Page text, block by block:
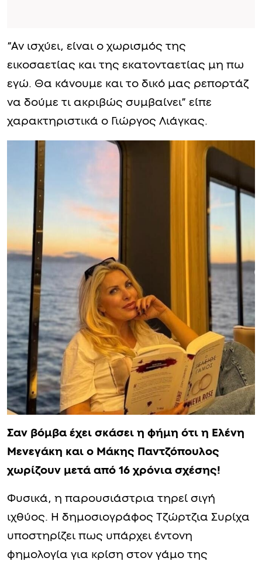
“Αν ισχύει, είναι ο χωρισμός της
εικοσαετίας και της εκατονταετίας μη πω
εγώ. Θα κάνουμε και το δικό μας ρεπορτάζ
να δούμε τι ακριβώς συμβαίνει” είπε
χαρακτηριστικά ο Γιώργος Λιάγκας.
Σαν βόμβα έχει σκάσει η φήμη ότι η Ελένη
Μενεγάκη και ο Μάκης Παντζόπουλος
χωρίζουν μετά από 16 χρόνια σχέσης!
Φυσικά, η παρουσιάστρια τηρεί σιγή
ιχθύος. Η δημοσιογράφος Τζώρτζια Συρίχα
υποστηρίζει πως υπάρχει έντονη
φημολογία για κρίση στον γάμο της